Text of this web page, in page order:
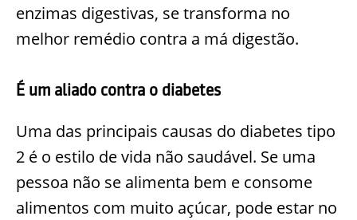
enzimas digestivas, se transforma no
melhor remédio contra a má digestão.
É um aliado contra o diabetes
Uma das principais causas do diabetes tipo
2 é o estilo de vida não saudável. Se uma
pessoa não se alimenta bem e consome
alimentos com muito açúcar, pode estar no